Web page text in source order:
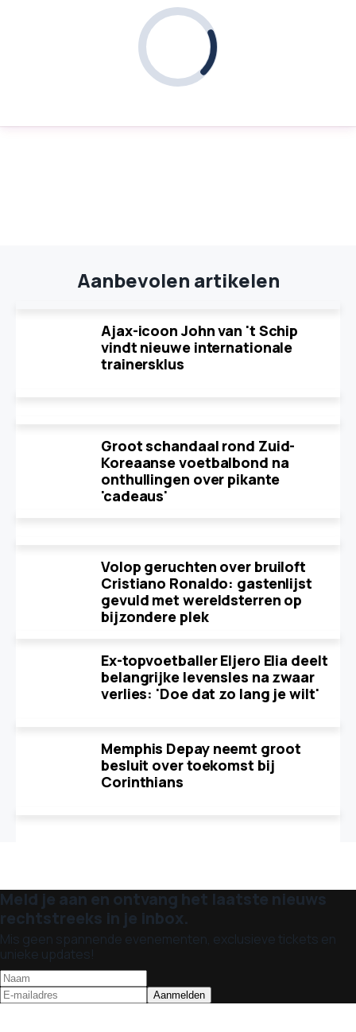
Aanbevolen artikelen
Ajax-icoon John van 't Schip
vindt nieuwe internationale
trainersklus
Groot schandaal rond Zuid-
Koreaanse voetbalbond na
onthullingen over pikante
'cadeaus'
Volop geruchten over bruiloft
Cristiano Ronaldo: gastenlijst
gevuld met wereldsterren op
bijzondere plek
Ex-topvoetballer Eljero Elia deelt
belangrijke levensles na zwaar
verlies: 'Doe dat zo lang je wilt'
Memphis Depay neemt groot
besluit over toekomst bij
Corinthians
Meld je aan en ontvang het laatste nieuws
rechtstreeks in je inbox.
Mis geen spannende evenementen, exclusieve tickets en
unieke updates!